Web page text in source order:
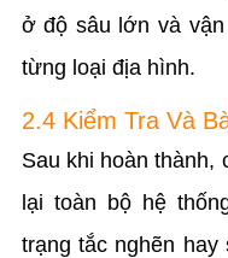
ở độ sâu lớn và
từng loại địa hình.
2.4 Kiểm Tra Và
Sau khi hoàn thành,
lại toàn bộ hệ
trạng tắc nghẽn